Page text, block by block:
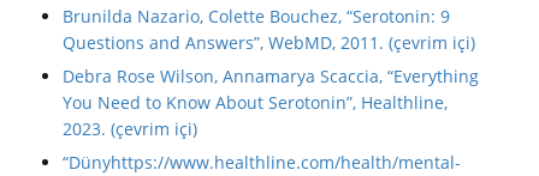
Brunilda Nazario, Colette Bouchez, “Serotonin: 9
Questions and Answers”, WebMD, 2011. (çevrim içi)
Debra Rose Wilson, Annamarya Scaccia, “Everything
You Need to Know About Serotonin”, Healthline,
2023. (çevrim içi)
“Dünyhttps://www.healthline.com/health/mental-